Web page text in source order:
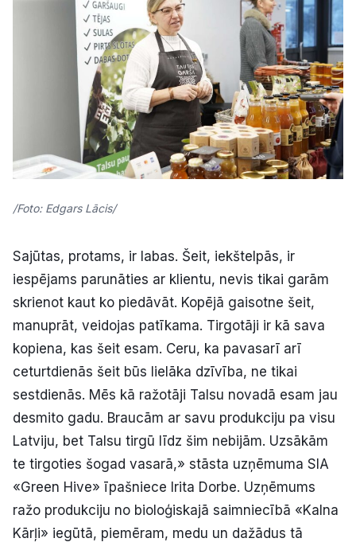
/Foto: Edgars Lācis/
Sajūtas, protams, ir labas. Šeit, iekštelpās, ir
iespējams parunāties ar klientu, nevis tikai garām
skrienot kaut ko piedāvāt. Kopējā gaisotne šeit,
manuprāt, veidojas patīkama. Tirgotāji ir kā sava
kopiena, kas šeit esam. Ceru, ka pavasarī arī
ceturtdienās šeit būs lielāka dzīvība, ne tikai
sestdienās. Mēs kā ražotāji Talsu novadā esam jau
desmito gadu. Braucām ar savu produkciju pa visu
Latviju, bet Talsu tirgū līdz šim nebijām. Uzsākām
te tirgoties šogad vasarā,» stāsta uzņēmuma SIA
«Green Hive» īpašniece Irita Dorbe. Uzņēmums
ražo produkciju no bioloģiskajā saimniecībā «Kalna
Kārļi» iegūtā, piemēram, medu un dažādus tā